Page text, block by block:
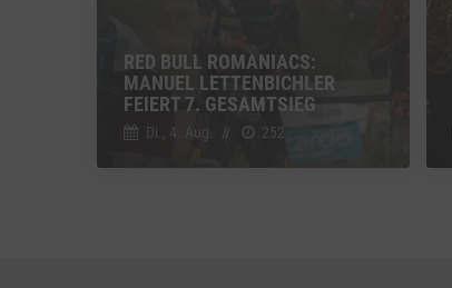
RED BULL ROMANIACS:
MANUEL LETTENBICHLER
FEIERT 7. GESAMTSIEG
Di., 4. Aug. // 252